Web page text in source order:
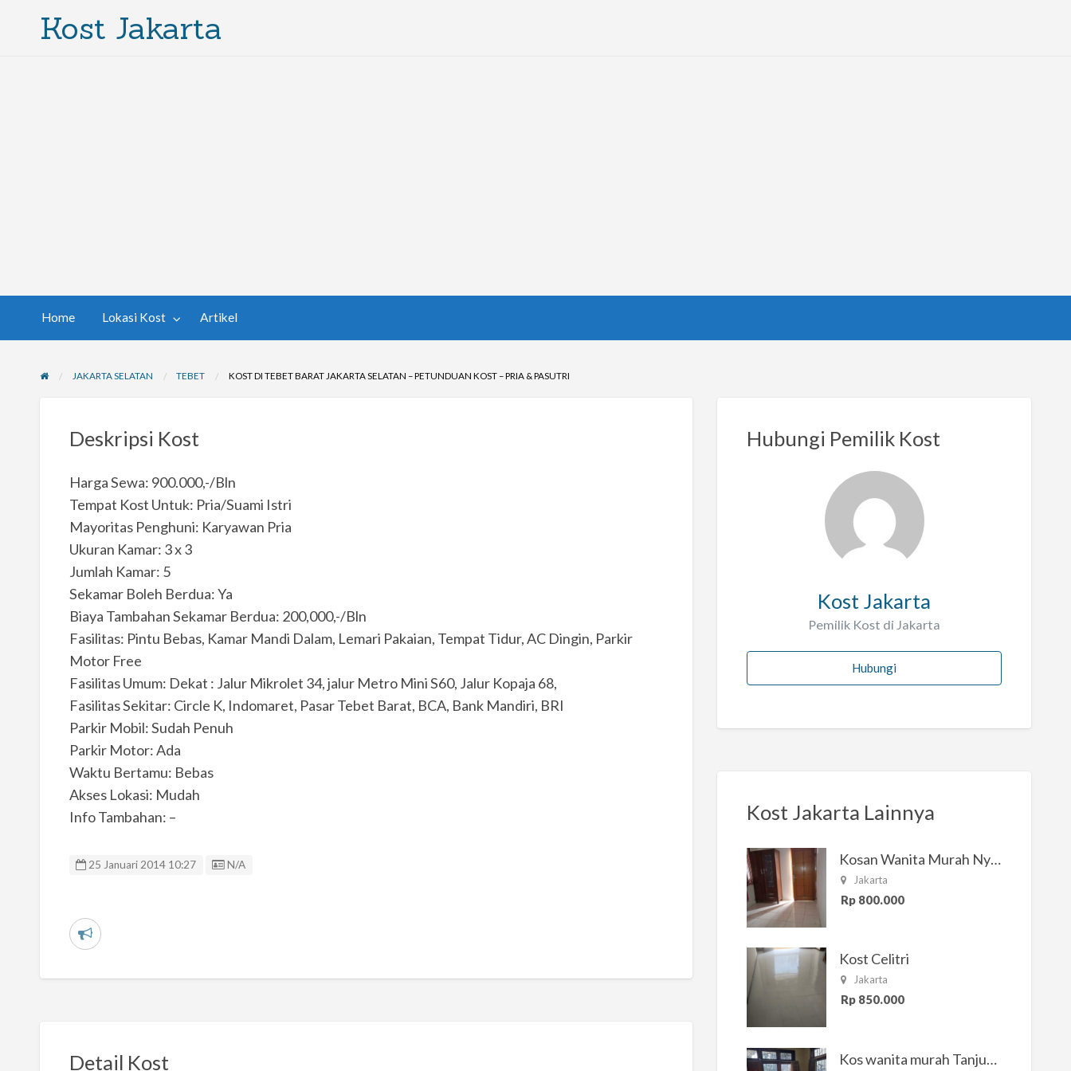
Kost Jakarta
Home Lokasi Kost Artikel
JAKARTA SELATAN TEBET KOST DI TEBET BARAT JAKARTA SELATAN – PETUNDUAN KOST – PRIA & PASUTRI
Deskripsi Kost
Harga Sewa: 900.000,-/Bln
Tempat Kost Untuk: Pria/Suami Istri
Mayoritas Penghuni: Karyawan Pria
Ukuran Kamar: 3 x 3
Jumlah Kamar: 5
Sekamar Boleh Berdua: Ya
Biaya Tambahan Sekamar Berdua: 200,000,-/Bln
Fasilitas: Pintu Bebas, Kamar Mandi Dalam, Lemari Pakaian, Tempat Tidur, AC Dingin, Parkir
Motor Free
Fasilitas Umum: Dekat : Jalur Mikrolet 34, jalur Metro Mini S60, Jalur Kopaja 68,
Fasilitas Sekitar: Circle K, Indomaret, Pasar Tebet Barat, BCA, Bank Mandiri, BRI
Parkir Mobil: Sudah Penuh
Parkir Motor: Ada
Waktu Bertamu: Bebas
Akses Lokasi: Mudah
Info Tambahan: –
25 Januari 2014 10:27 Listing ID
N/A
L
Detail Kost
Hubungi Pemilik Kost
Kost Jakarta
Pemilik Kost di Jakarta
Hubungi
Kost Jakarta Lainnya
Kosan Wanita Murah Nyaman di Jakarta Selatan
Jakarta
Rp 800.000
Kost Celitri
Jakarta
Rp 850.000
Kos wanita murah Tanjung Duren Jakarta Barat